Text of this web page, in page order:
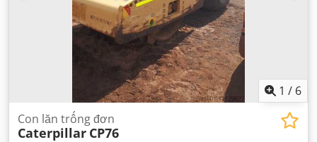
1 / 6
Con lăn trống đơn
Caterpillar CP76